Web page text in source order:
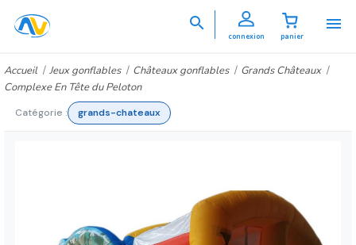

panier
connexion

Accueil Jeux gonflables Châteaux gonflables
Grands Châteaux
Complexe En Tête du Peloton
Catégorie : grands-chateaux